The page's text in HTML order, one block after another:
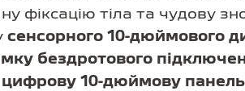
фіксацію тіла та чудову
сенсорного 10-дюймового
бездротового
10-дюймову